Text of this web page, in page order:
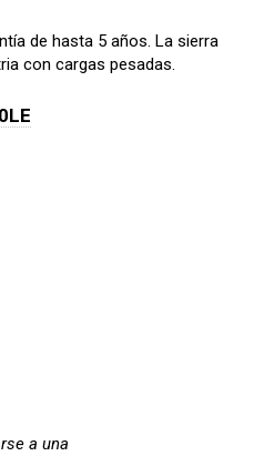
de hasta 5 años. La sierra
con cargas pesadas.
a una